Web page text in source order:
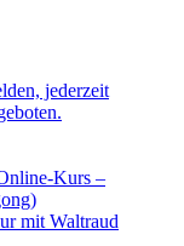
mit Waltraud